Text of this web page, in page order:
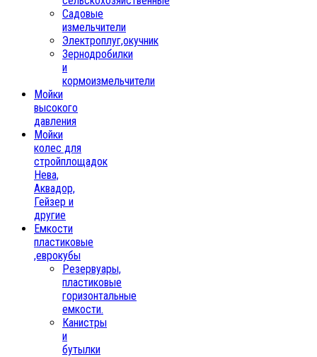
Садовые
измельчители
Электроплуг,окучник
Зернодробилки
и
кормоизмельчители
Мойки
высокого
давления
Мойки
колес для
стройплощадок
Нева,
Аквадор,
Гейзер и
другие
Емкости
пластиковые
,еврокубы
Резервуары,
пластиковые
горизонтальные
емкости.
Канистры
и
бутылки